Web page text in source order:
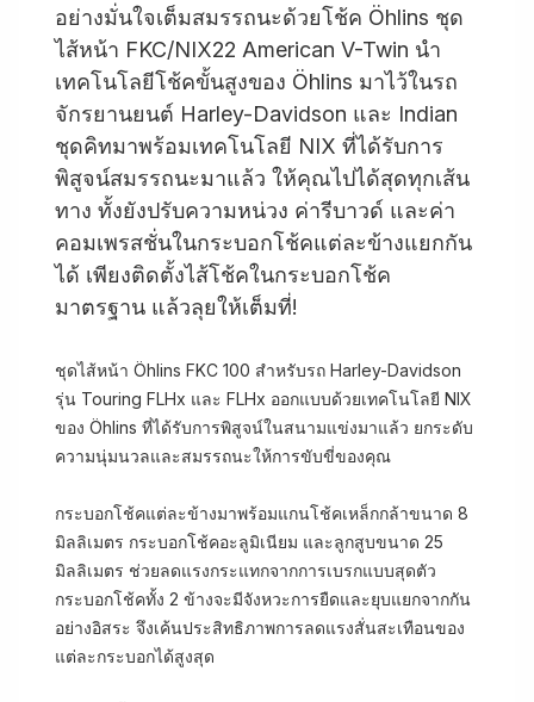
อย่างมั่นใจเต็มสมรรถนะด้วยโช้ค Öhlins ชุด
ไส้หน้า FKC/NIX22 American V-Twin นำ
เทคโนโลยีโช้คขั้นสูงของ Öhlins มาไว้ในรถ
จักรยานยนต์ Harley-Davidson และ Indian
ชุดคิทมาพร้อมเทคโนโลยี NIX ที่ได้รับการ
พิสูจน์สมรรถนะมาแล้ว ให้คุณไปได้สุดทุกเส้น
ทาง ทั้งยังปรับความหน่วง ค่ารีบาวด์ และค่า
คอมเพรสชั่นในกระบอกโช้คแต่ละข้างแยกกัน
ได้ เพียงติดตั้งไส้โช้คในกระบอกโช้ค
มาตรฐาน แล้วลุยให้เต็มที่!
ชุดไส้หน้า Öhlins FKC 100 สำหรับรถ Harley-Davidson
รุ่น Touring FLHx และ FLHx ออกแบบด้วยเทคโนโลยี NIX
ของ Öhlins ที่ได้รับการพิสูจน์ในสนามแข่งมาแล้ว ยกระดับ
ความนุ่มนวลและสมรรถนะให้การขับขี่ของคุณ
กระบอกโช้คแต่ละข้างมาพร้อมแกนโช้คเหล็กกล้าขนาด 8
มิลลิเมตร กระบอกโช้คอะลูมิเนียม และลูกสูบขนาด 25
มิลลิเมตร ช่วยลดแรงกระแทกจากการเบรกแบบสุดตัว
กระบอกโช้คทั้ง 2 ข้างจะมีจังหวะการยืดและยุบแยกจากกัน
อย่างอิสระ จึงเค้นประสิทธิภาพการลดแรงสั่นสะเทือนของ
แต่ละกระบอกได้สูงสุด